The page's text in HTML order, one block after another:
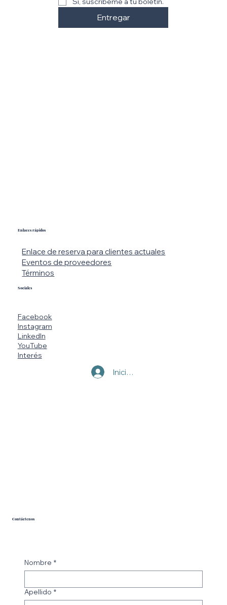
Entregar
Facebook
Instagram
LinkedIn
YouTube
Interés
Sociales
Enlaces rápidos
Enlace de reserva para clientes actuales
Eventos de proveedores
Términos
Iniciar sesión
Nombre *
Apellido *
Contáctenos